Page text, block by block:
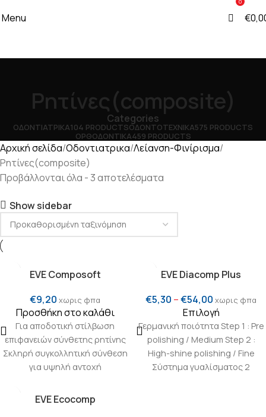
Menu €
Ρητίνες(composite)
Categories
ΟΔΟΝΤΙΑΤΡΙΚΑ104 PRODUCTSΟΔΟΝΤΟΤΕΧΝΙΚΑ575 PRODUCTS
ΟΡΘΟΔΟΝΤΙΚΑ459 PRODUCTS
Αρχική σελίδα Οδοντιατρικα Λείανση-Φινίρισμα
Ρητίνες(composite)
Προβάλλονται όλα - 3 αποτελέσματα
Show sidebar
EVE Composoft
€9,20 χωρις φπα
Προσθήκη στο καλάθι
Για αποδοτική στίλβωση
επιφανειών σύνθετης ρητίνης
Σκληρή συγκολλητική σύνθεση
για υψηλή αντοχή
EVE Diacomp Plus
€5,30 –€54,00 χωρις φπα
Επιλογή
Γερμανική ποιότητα Step 1 : Pre
polishing / Medium Step 2 :
High-shine polishing / Fine
Σύστημα γυαλίσματος 2
EVE Ecocomp